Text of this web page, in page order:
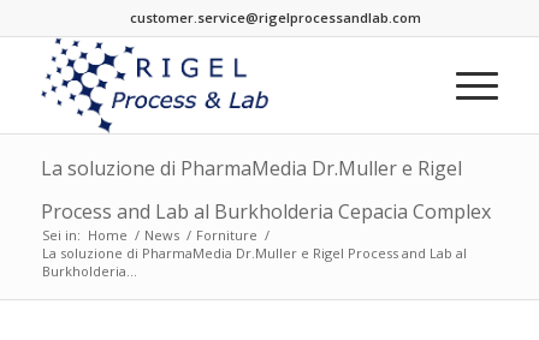
customer.service@rigelprocessandlab.com
La soluzione di PharmaMedia Dr.Muller e Rigel
Process and Lab al Burkholderia Cepacia Complex
Sei in: Home / News / Forniture /
La soluzione di PharmaMedia Dr.Muller e Rigel Process and Lab al
Burkholderia...